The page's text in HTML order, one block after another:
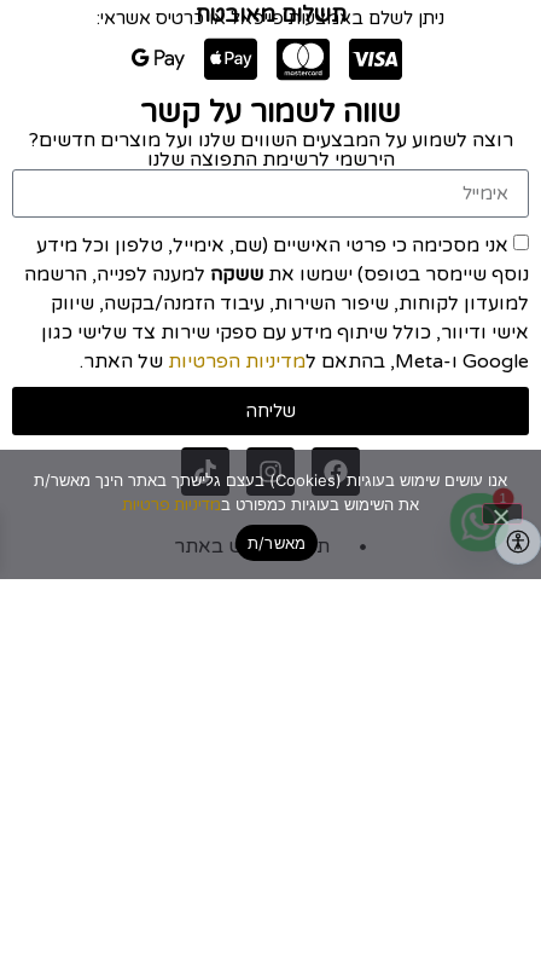
תשלום מאובטח
ניתן לשלם באמצעות פייפאל או כרטיס אשראי:
שווה לשמור על קשר
רוצה לשמוע על המבצעים השווים שלנו ועל מוצרים חדשים?
הירשמי לרשימת התפוצה שלנו
אני מסכימה כי פרטי האישיים (שם, אימייל, טלפון וכל מידע
נוסף שיימסר בטופס) ישמשו את ששקה למענה לפנייה, הרשמה
למועדון לקוחות, שיפור השירות, עיבוד הזמנה/בקשה, שיווק
אישי ודיוור, כולל שיתוף מידע עם ספקי שירות צד שלישי כגון
Google ו-Meta, בהתאם ל
מדיניות הפרטיות של האתר.
שליחה
תקנון שימוש באתר
אנו עושים שימוש בעוגיות (Cookies) בעצם גלישתך באתר הינך מאשר/ת
את השימוש בעוגיות כמפורט במדיניות פרטיות
מאשר/ת
1